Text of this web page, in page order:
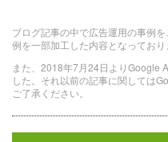
ブログ記事の中で広告運用の事例
例を一部加工した内容となっており
また、2018年7月24日よりGoogle
した。それ以前の記事に関しては
ご了承ください。